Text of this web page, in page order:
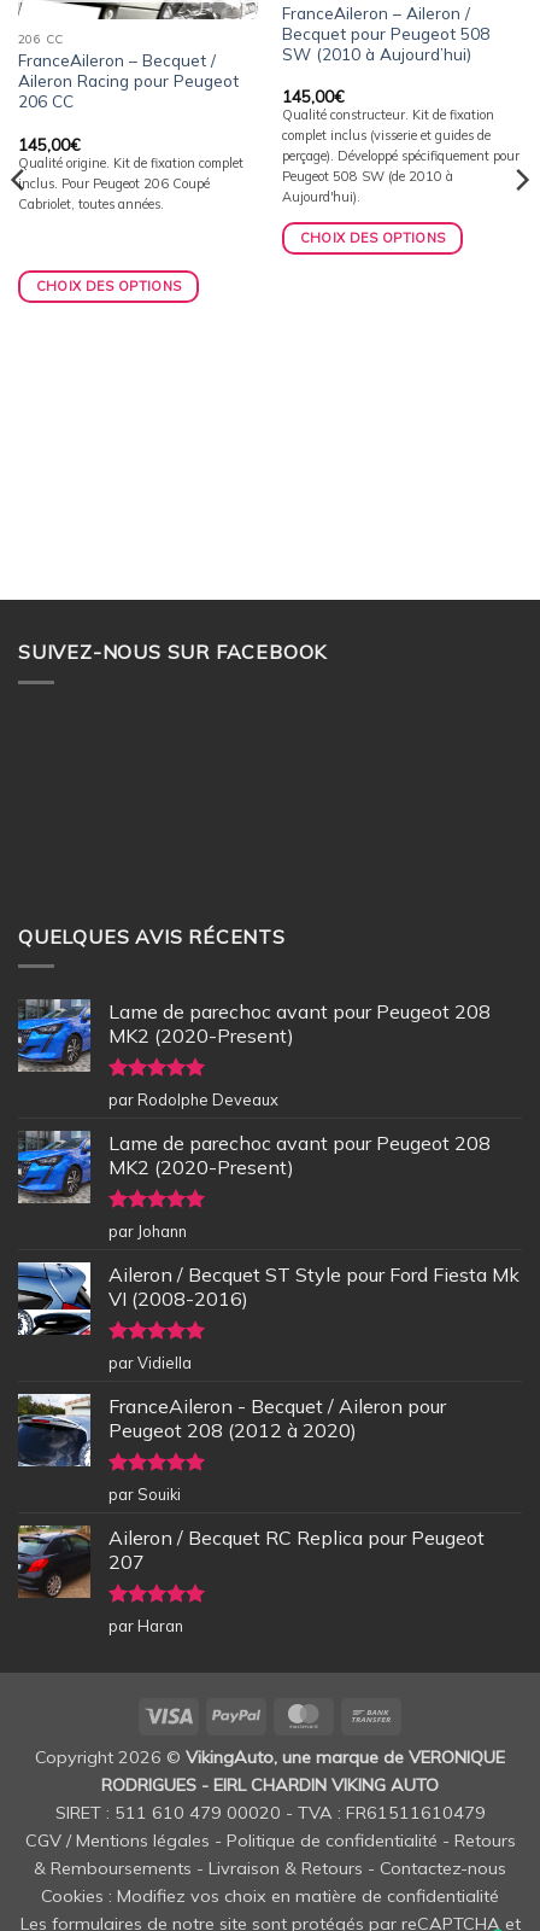
206 CC
FranceAileron – Becquet /
Aileron Racing pour Peugeot
206 CC
145,00€
Qualité origine. Kit de fixation complet
inclus. Pour Peugeot 206 Coupé
Cabriolet, toutes années.
CHOIX DES OPTIONS
FranceAileron – Aileron /
Becquet pour Peugeot 508
SW (2010 à Aujourd’hui)
145,00€
Qualité constructeur. Kit de fixation
complet inclus (visserie et guides de
perçage). Développé spécifiquement pour
Peugeot 508 SW (de 2010 à
Aujourd'hui).
CHOIX DES OPTIONS
SUIVEZ-NOUS SUR FACEBOOK
QUELQUES AVIS RÉCENTS
Lame de parechoc avant pour Peugeot 208
MK2 (2020-Present)
Note5sur
5
par Rodolphe Deveaux
Lame de parechoc avant pour Peugeot 208
MK2 (2020-Present)
Note5sur
5
par Johann
Aileron / Becquet ST Style pour Ford Fiesta Mk
VI (2008-2016)
Note5sur
5
par Vidiella
FranceAileron - Becquet / Aileron pour
Peugeot 208 (2012 à 2020)
Note5sur
5
par Souiki
Aileron / Becquet RC Replica pour Peugeot
207
Note5sur
5
par Haran
Visa PayPal MasterCard
Copyright 2026 © VikingAuto, une marque de VERONIQUE
RODRIGUES - EIRL CHARDIN VIKING AUTO
SIRET : 511 610 479 00020 - TVA : FR61511610479
CGV / Mentions légales - Politique de confidentialité - Retours
& Remboursements - Livraison & Retours - Contactez-nous
Cookies : Modifiez vos choix en matière de confidentialité
Les formulaires de notre site sont protégés par reCAPTCHA et